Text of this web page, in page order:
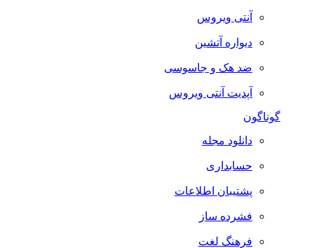
آنتی ویروس
دیواره آتشین
ضد هک و جاسوسی
آپدیت آنتی ویروس
گوناگون
دانلود مجله
حسابداری
پشتیبان اطلاعات
فشرده ساز
فرهنگ لغت